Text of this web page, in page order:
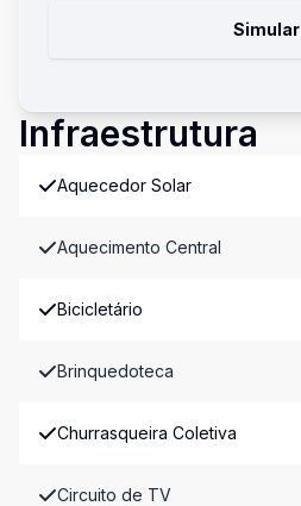
Simular
Infraestrutura
Aquecedor Solar
Aquecimento Central
Bicicletário
Brinquedoteca
Churrasqueira Coletiva
Circuito de TV